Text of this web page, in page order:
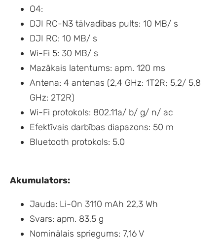
O4:
DJI RC-N3 tālvadības pults: 10 MB/ s
DJI RC: 10 MB/ s
Wi-Fi 5: 30 MB/ s
Mazākais latentums: apm. 120 ms
Antena: 4 antenas (2,4 GHz: 1T2R; 5,2/ 5,8
GHz: 2T2R)
Wi-Fi protokols: 802.11a/ b/ g/ n/ ac
Efektīvais darbības diapazons: 50 m
Bluetooth protokols: 5.0
Akumulators:
Jauda: Li-On 3110 mAh 22,3 Wh
Svars: apm. 83,5 g
Nominālais spriegums: 7,16 V